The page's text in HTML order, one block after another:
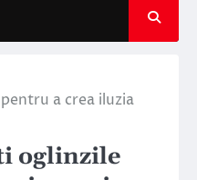
a crea iluzia
oglinzile